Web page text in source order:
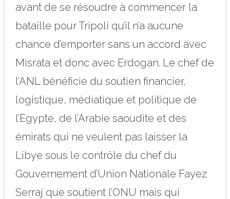
avant de se résoudre à commencer la
bataille pour Tripoli qu’il n’a aucune
chance d’emporter sans un accord avec
Misrata et donc avec Erdogan. Le chef de
l’ANL bénéficie du soutien financier,
logistique, médiatique et politique de
l’Egypte, de l’Arabie saoudite et des
émirats qui ne veulent pas laisser la
Libye sous le contrôle du chef du
Gouvernement d’Union Nationale Fayez
Serraj que soutient l’ONU mais qui